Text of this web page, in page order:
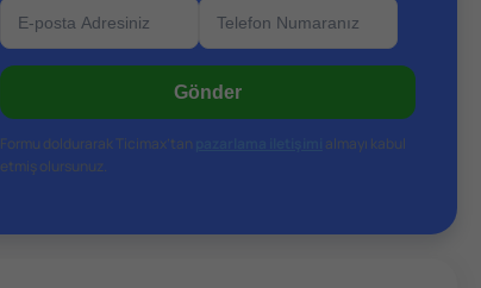
Çözümler
Gönder
Formu doldurarak Ticimax’tan
almayı kabul
etmiş olursunuz.